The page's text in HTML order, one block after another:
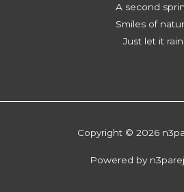
A second
Smiles of
Just let it rain
Copyright © 2026
Powered by